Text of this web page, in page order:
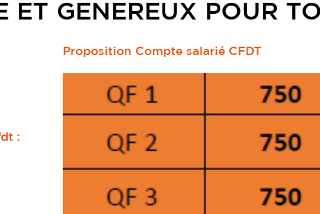
ET GENEREUX POUR
:
Proposition Compte salarié CFDT